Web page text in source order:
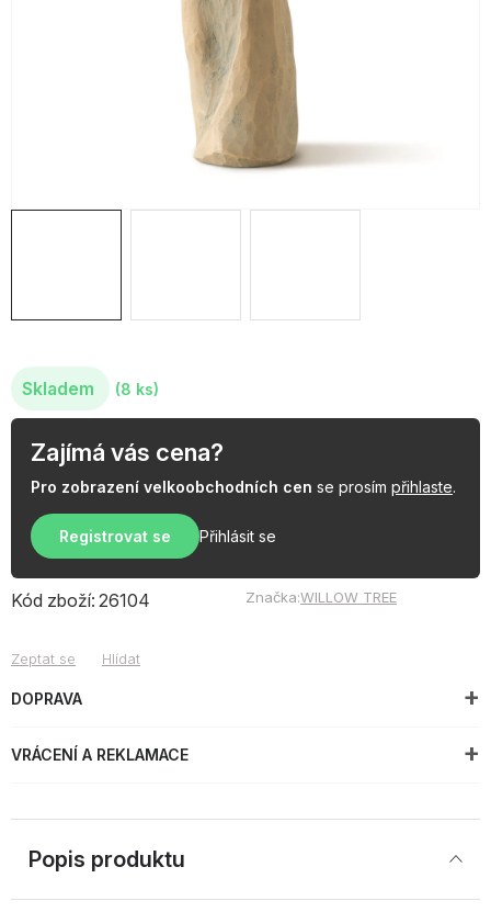
O nás
Skladem (8 ks)
Zajímá vás cena?
Pro zobrazení velkoobchodních cen se prosím přihlaste.
Registrovat se Přihlásit se
Kód zboží: 26104 Značka:WILLOW TREE
Zeptat se Hlídat
DOPRAVA
VRÁCENÍ A REKLAMACE
Popis produktu